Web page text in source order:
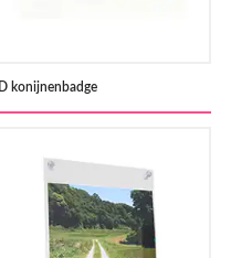
konijnenbadge